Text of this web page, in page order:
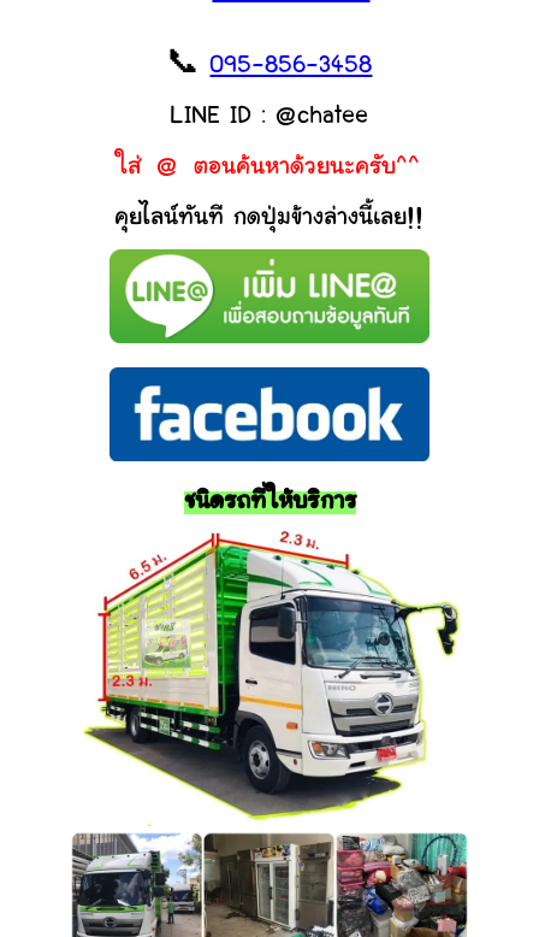
📞095-856-3458
LINE ID : @chatee
ใส่ @ ตอนค้นหาด้วยนะครับ^^
คุยไลน์ทันที กดปุ่มข้างล่างนี้เลย!!
ชนิดรถที่ให้บริการ